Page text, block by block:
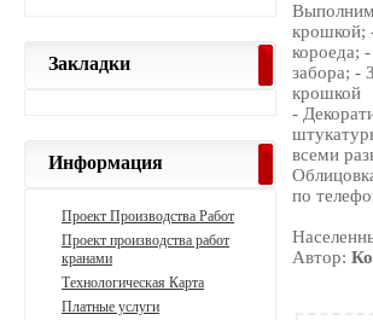
Выполним
крошкой;
короеда;
забора; -
крошкой
-
всеми
по
Автор:
Закладки
Информация
Проект Производства Работ
Проект производства работ
кранами
Технологическая Карта
Платные услуги